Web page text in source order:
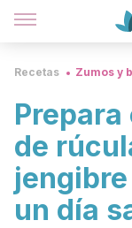
Recetas Zumos y
de
un día